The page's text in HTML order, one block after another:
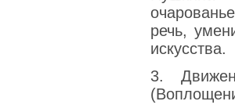
речь,
искусства.
3.